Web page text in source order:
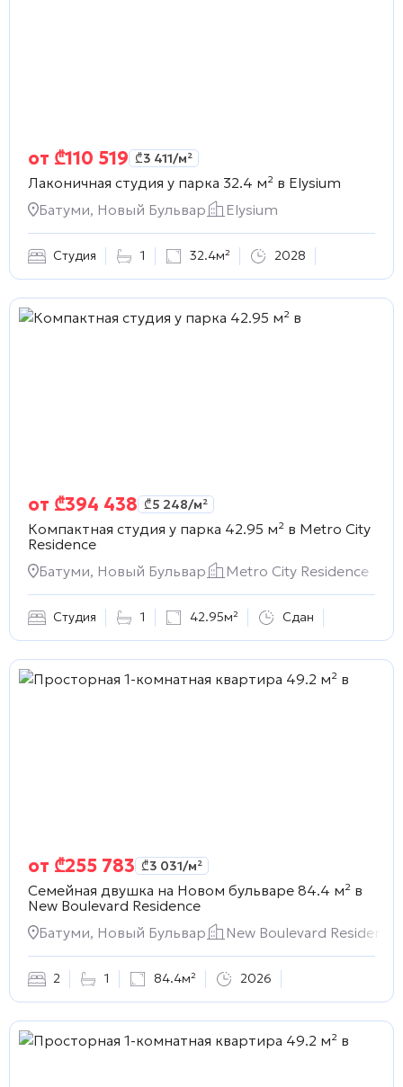
от ₾110 519 ₾3 411/м²
Лаконичная студия у парка 32.4 м² в Elysium
Батуми, Новый Бульвар
Elysium
Студия 1 32.4м² 2028
от ₾394 438 ₾5 248/м²
Компактная студия у парка 42.95 м² в Metro City
Residence
Батуми, Новый Бульвар
Metro City Residence
Студия 1 42.95м² Сдан
от ₾255 783 ₾3 031/м²
Семейная двушка на Новом бульваре 84.4 м² в
New Boulevard Residence
Батуми, Новый Бульвар
New Boulevard Residence
2 1 84.4м² 2026